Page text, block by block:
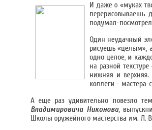
И даже о «муках
перерисовываешь
подумал-
Один неудачный
рисуешь «целым»,
одно целое, и
на разной
нижняя и
коллеги - мастера-
А еще раз удивительно повезло
Владимировича Никонова,
Школы оружейного мастерства им. Л.